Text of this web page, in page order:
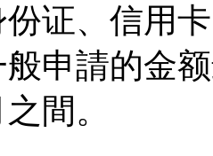
证、信用
申請的金
間。